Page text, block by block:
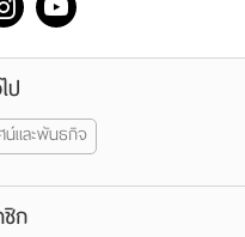
ป
น์และพันธกิจ
ก